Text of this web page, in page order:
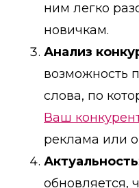
ним легко
новичкам.
Анализ
возможность
слова, по
Ваш
реклама или
Актуальность
обновляется,